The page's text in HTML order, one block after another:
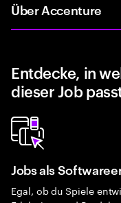
Über Accenture
Entdecke, in
dieser Job
Jobs als
Egal, ob du Spiele